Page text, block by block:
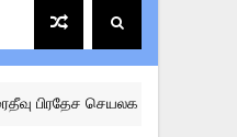
செயலக மட்ட கழகங்களுக்கு